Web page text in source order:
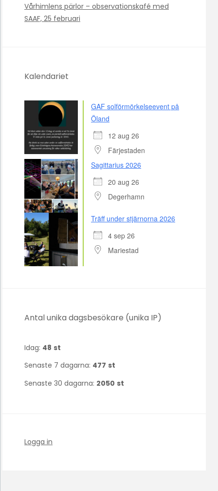
Vårhimlens pärlor – observationskafé med
SAAF, 25 februari
Kalendariet
GAF solförmörkelseevent på
Öland
12 aug 26
Färjestaden
Sagittarius 2026
20 aug 26
Degerhamn
Träff under stjärnorna 2026
4 sep 26
Mariestad
Antal unika dagsbesökare (unika IP)
Idag: 48 st
Senaste 7 dagarna: 477 st
Senaste 30 dagarna: 2050 st
Logga in